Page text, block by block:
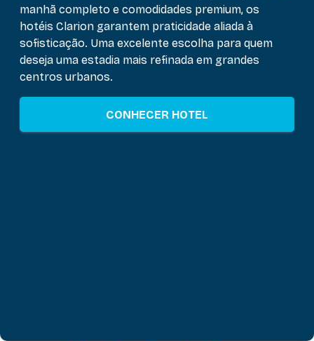
manhã completo e comodidades premium, os
hotéis Clarion garantem praticidade aliada à
sofisticação. Uma excelente escolha para quem
deseja uma estadia mais refinada em grandes
centros urbanos.
CONHECER HOTEL